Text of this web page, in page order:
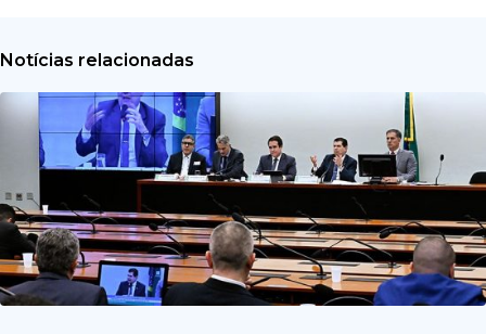
Notícias relacionadas